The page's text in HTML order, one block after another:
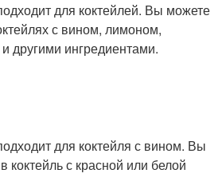
для коктейлей. Вы можете
с вином, лимоном,
другими ингредиентами.
для коктейля с вином. Вы
коктейль с красной или белой